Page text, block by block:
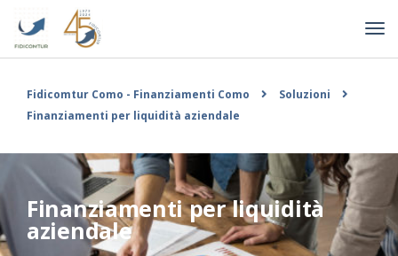
Fidicomtur Como - Finanziamenti Como
Soluzioni
Finanziamenti per liquidità aziendale
Finanziamenti per liquidità
aziendale